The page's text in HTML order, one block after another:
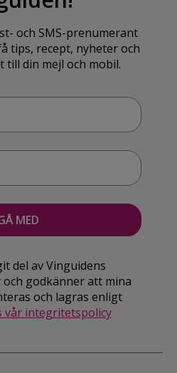
och SMS-prenumerant
tips, recept, nyheter och
till din mejl och mobil.
del av Vinguidens
godkänner att mina
och lagras enligt
vår integritetspolicy